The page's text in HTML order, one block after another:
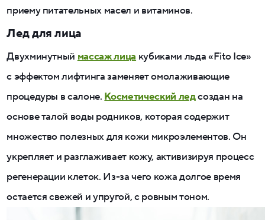
приему питательных масел и витаминов.
Лед для лица
Двухминутный массаж лица кубиками льда «Fito Ice»
с эффектом лифтинга заменяет омолаживающие
процедуры в салоне. Косметический ледсоздан на
основе талой воды родников, которая содержит
множество полезных для кожи микроэлементов. Он
укрепляет и разглаживает кожу, активизируя процесс
регенерации клеток. Из-за чего кожа долгое время
остается свежей и упругой, с ровным тоном.